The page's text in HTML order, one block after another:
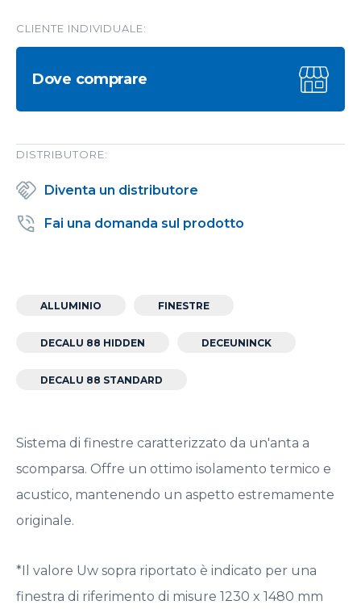
CLIENTE INDIVIDUALE:
Dove comprare
DISTRIBUTORE:
Diventa un distributore
Fai una domanda sul prodotto
ALLUMINIO FINESTRE
DECALU 88 HIDDEN DECEUNINCK
DECALU 88 STANDARD
Sistema di finestre caratterizzato da un'anta a
scomparsa. Offre un ottimo isolamento termico e
acustico, mantenendo un aspetto estremamente
originale.
*Il valore Uw sopra riportato è indicato per una
finestra di riferimento di misure 1230 x 1480 mm